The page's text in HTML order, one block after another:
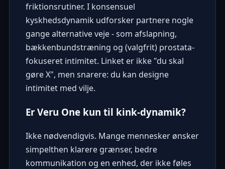
friktionsrutiner. I konsensuel
kyskhedsdynamik udforsker partnere nogle
gange alternative veje - som afslapning,
bækkenbundstræning og (valgfrit) prostata-
fokuseret intimitet. Linket er ikke "du skal
gøre X", men snarere: du kan designe
intimitet med vilje.
Er Veru One kun til kink-dynamik?
Ikke nødvendigvis. Mange mennesker ønsker
simpelthen klarere grænser, bedre
kommunikation og en enhed, der ikke føles